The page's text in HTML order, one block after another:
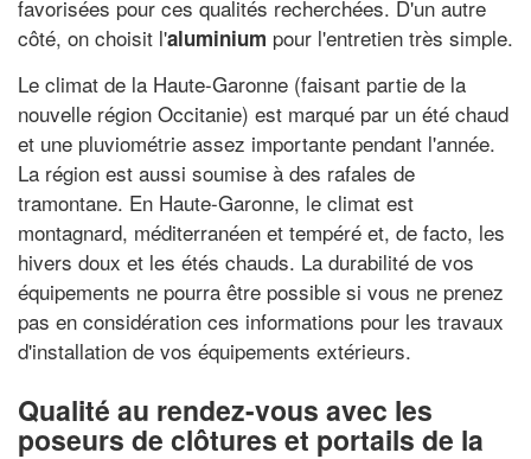
favorisées pour ces qualités recherchées. D'un autre
côté, on choisit l'aluminium pour l'entretien très simple.
Le climat de la Haute-Garonne (faisant partie de la
nouvelle région Occitanie) est marqué par un été chaud
et une pluviométrie assez importante pendant l'année.
La région est aussi soumise à des rafales de
tramontane. En Haute-Garonne, le climat est
montagnard, méditerranéen et tempéré et, de facto, les
hivers doux et les étés chauds. La durabilité de vos
équipements ne pourra être possible si vous ne prenez
pas en considération ces informations pour les travaux
d'installation de vos équipements extérieurs.
Qualité au rendez-vous avec les
poseurs de clôtures et portails de la